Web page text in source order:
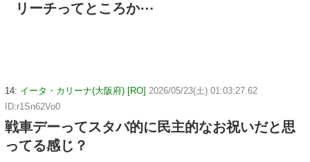
リーチってところか⋯
14: イータ・カリーナ(大阪府) [RO] 2026/05/23(土) 01:03:27.62
ID:r1Sn62Vo0
戦車デーってスタバ的に民主的なお祝いだと思
ってる感じ？